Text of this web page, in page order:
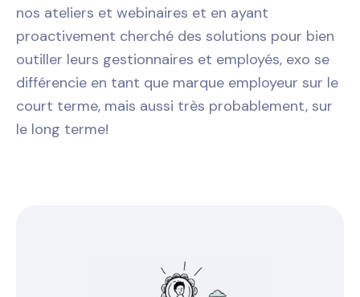
nos ateliers et webinaires et en ayant
proactivement cherché des solutions pour bien
outiller leurs gestionnaires et employés, exo se
différencie en tant que marque employeur sur le
court terme, mais aussi très probablement, sur
le long terme!